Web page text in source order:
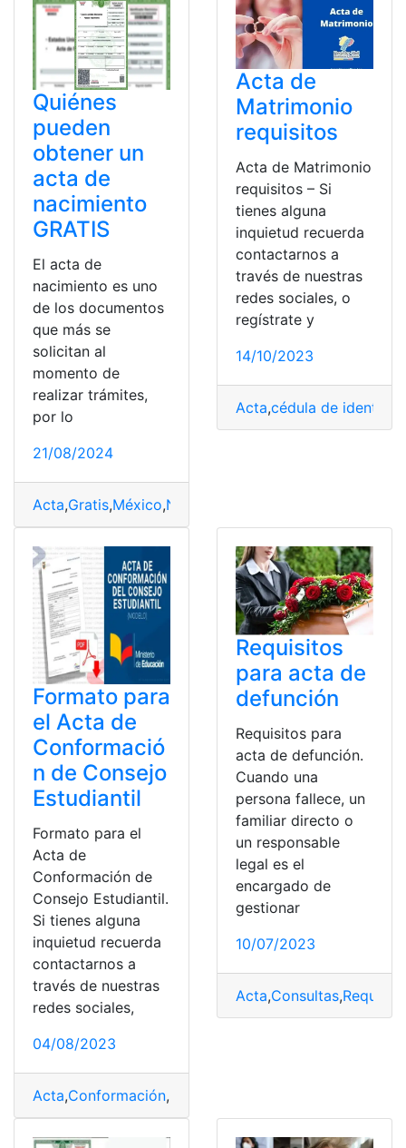
Quiénes
pueden
obtener un
acta de
nacimiento
GRATIS
El acta de
nacimiento es uno
de los documentos
que más se
solicitan al
momento de
realizar trámites,
por lo
21/08/2024
Acta,Gratis,México,Nacimiento
Acta de
Matrimonio
requisitos
Acta de Matrimonio
requisitos – Si
tienes alguna
inquietud recuerda
contactarnos a
través de nuestras
redes sociales, o
regístrate y
14/10/2023
Acta,cédula de identidad
Formato para
el Acta de
Conformació
n de Consejo
Estudiantil
Formato para el
Acta de
Conformación de
Consejo Estudiantil.
Si tienes alguna
inquietud recuerda
contactarnos a
través de nuestras
redes sociales,
04/08/2023
Acta,Conformación,
Requisitos
para acta de
defunción
Requisitos para
acta de defunción.
Cuando una
persona fallece, un
familiar directo o
un responsable
legal es el
encargado de
gestionar
10/07/2023
Acta,Consultas,